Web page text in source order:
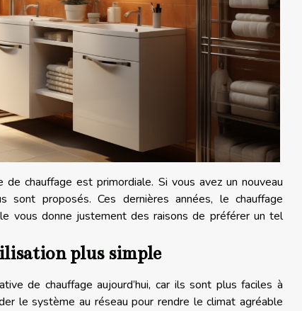
chauffage est primordiale. Si vous avez un nouveau
proposés. Ces dernières années, le chauffage
vous donne justement des raisons de préférer un tel
plus simple
de chauffage aujourd’hui, car ils sont plus faciles à
le système au réseau pour rendre le climat agréable